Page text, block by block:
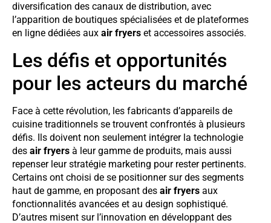
diversification des canaux de distribution, avec
l’apparition de boutiques spécialisées et de plateformes
en ligne dédiées aux air fryers et accessoires associés.
Les défis et opportunités
pour les acteurs du marché
Face à cette révolution, les fabricants d’appareils de
cuisine traditionnels se trouvent confrontés à plusieurs
défis. Ils doivent non seulement intégrer la technologie
des air fryers à leur gamme de produits, mais aussi
repenser leur stratégie marketing pour rester pertinents.
Certains ont choisi de se positionner sur des segments
haut de gamme, en proposant des air fryers aux
fonctionnalités avancées et au design sophistiqué.
D’autres misent sur l’innovation en développant des